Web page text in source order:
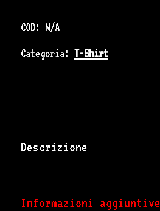
COD: N/A
Categoria: T-Shirt
Descrizione
Informazioni aggiuntive